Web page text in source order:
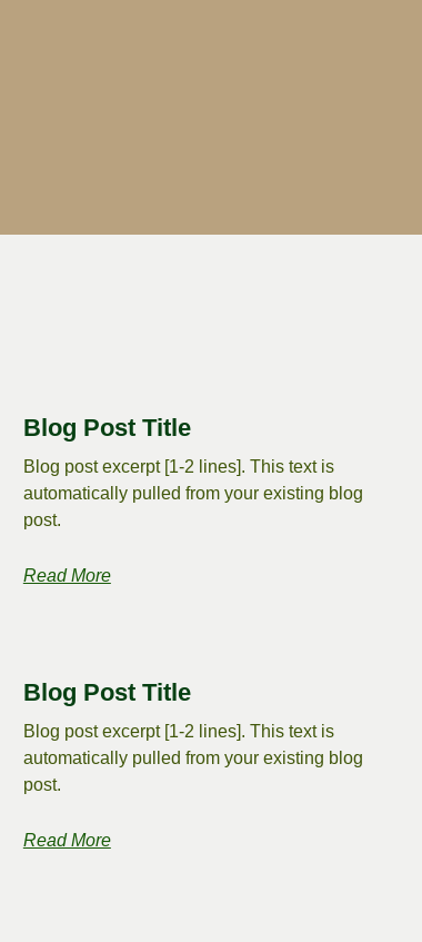
Blog Post Title
Blog post excerpt [1-2 lines]. This text is
automatically pulled from your existing blog
post.
Read More
Blog Post Title
Blog post excerpt [1-2 lines]. This text is
automatically pulled from your existing blog
post.
Read More